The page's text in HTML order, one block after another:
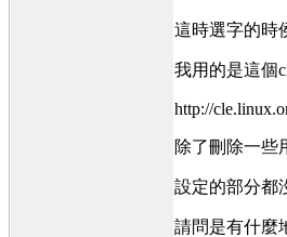
這時選字的時
我用的是這個
http://
除了刪除一些
設定的部分都
請問是有什麼